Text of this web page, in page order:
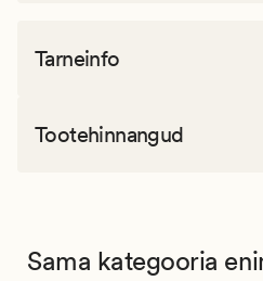
Tarneinfo
Tootehinnangud
Sama kategooria